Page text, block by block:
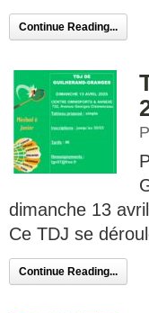
Continue Reading...
dimanche 13
Ce TDJ se
Continue Reading...